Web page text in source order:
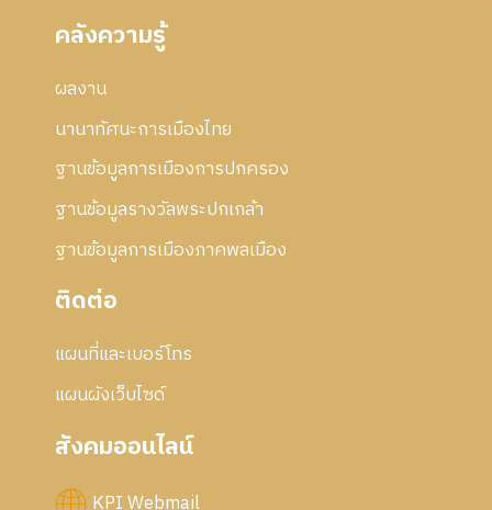
คลังความรู้
ผลงาน
นานาทัศนะการเมืองไทย
ฐานข้อมูลการเมืองการปกครอง
ฐานข้อมูลรางวัลพระปกเกล้า
ฐานข้อมูลการเมืองภาคพลเมือง
ติดต่อ
แผนที่และเบอร์โทร
แผนผังเว็บไซด์
สังคมออนไลน์
KPI Webmail